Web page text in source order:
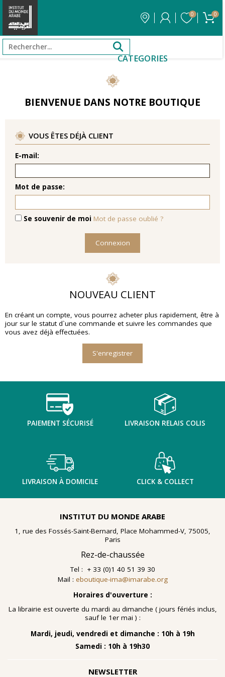
0 0
CATEGORIES
BIENVENUE DANS NOTRE BOUTIQUE
NOUVEAU CLIENT
En créant un compte, vous pourrez acheter plus rapidement, être à
jour sur le statut d`une commande et suivre les commandes que
vous avez déjà effectuées.
S'enregistrer
VOUS ÊTES DÉJÀ CLIENT
E-mail:
Mot de passe:
Se souvenir de moi Mot de passe oublié ?
Connexion
PAIEMENT SÉCURISÉ LIVRAISON RELAIS COLIS
LIVRAISON À DOMICILE CLICK & COLLECT
INSTITUT DU MONDE ARABE
1, rue des Fossés-Saint-Bernard, Place Mohammed-V, 75005,
Paris
Rez-de-chaussée
Tel : + 33 (0)1 40 51 39 30
Mail :eboutique-ima@imarabe.org
Horaires d'ouverture :
La librairie est ouverte du mardi au dimanche ( jours fériés inclus,
sauf le 1er mai ) :
Mardi, jeudi, vendredi et dimanche : 10h à 19h
Samedi : 10h à 19h30
NEWSLETTER